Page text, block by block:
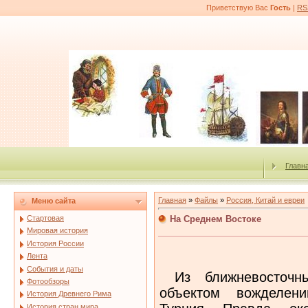
Приветствую Вас Гость |
Меню сайта
Стартовая
Мировая история
История России
Лента
События и даты
Фотообзоры
История Древнего Рима
Главная » Файлы » Россия, Китай и евреи
На Среднем Востоке
Из
объектом